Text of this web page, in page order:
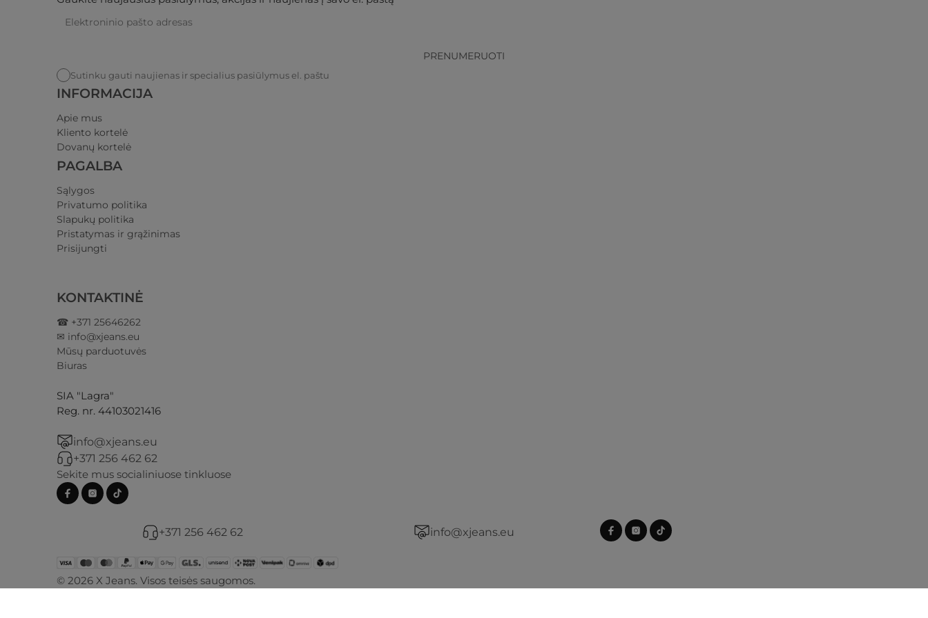
PRENUMERUOTI
Sutinku gauti naujienas ir specialius pasiūlymus el. paštu
INFORMACIJA
Apie mus
Kliento kortelė
Dovanų kortelė
PAGALBA
Sąlygos
Privatumo politika​
Slapukų politika
Pristatymas ir grąžinimas​
Prisijungti​
KONTAKTINĖ
☎ +371 25646262
✉ info@xjeans.eu
Mūsų parduotuvės
Biuras
SIA "Lagra"
Reg. nr. 44103021416
info@xjeans.eu
+371 256 462 62
Sekite mus socialiniuose tinkluose
+371 256 462 62 info@xjeans.eu
© 2026 X Jeans. Visos teisės saugomos.